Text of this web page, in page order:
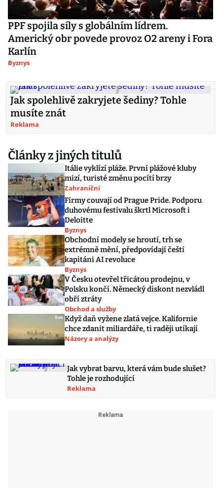
PPF spojila síly s globálním lídrem.
Americký obr povede provoz O2 areny i Fora
Karlín
Byznys
Jak spolehlivě zakryjete šediny? Tohle
musíte znát
Reklama
Články z jiných titulů
Itálie vyklízí pláže. První plážové kluby
mizí, turisté změnu pocítí brzy
Zahraniční
Firmy couvají od Prague Pride. Podporu
duhovému festivalu škrtl Microsoft i
Deloitte
Byznys
Obchodní modely se hroutí, trh se
extrémně mění, předpovídají čeští
kapitáni AI revoluce
Byznys
V Česku otevřel třicátou prodejnu, v
Polsku končí. Německý diskont nezvládl
obří ztráty
Obchod a služby
Když daň vyžene zlatá vejce. Kalifornie
chce zdanit miliardáře, ti raději utíkají
Názory a analýzy
Jak vybrat barvu, která vám bude slušet?
Tohle je rozhodující
Reklama